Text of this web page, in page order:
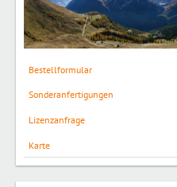
Bestellformular
Sonderanfertigungen
Lizenzanfrage
Karte